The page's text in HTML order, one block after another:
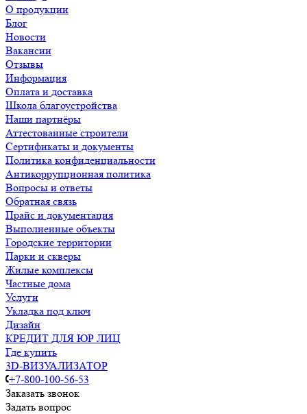
О продукции
Блог
Новости
Вакансии
Отзывы
Информация
Оплата и доставка
Школа благоустройства
Наши партнёры
Аттестованные строители
Сертификаты и документы
Политика конфиденциальности
Антикоррупционная политика
Вопросы и ответы
Обратная связь
Прайс и документация
Выполненные объекты
Городские территории
Парки и скверы
Жилые комплексы
Частные дома
Услуги
Укладка под ключ
Дизайн
КРЕДИТ ДЛЯ ЮР ЛИЦ
Где купить
3D-ВИЗУАЛИЗАТОР
+7-800-100-56-53
Заказать звонок
Задать вопрос